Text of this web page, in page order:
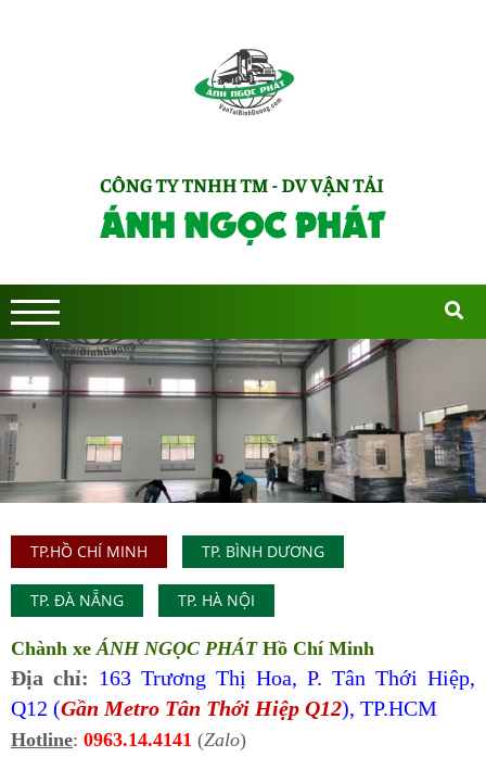
TP.HỒ CHÍ MINH TP. BÌNH DƯƠNG
TP. ĐÀ NẴNG TP. HÀ NỘI
Chành xe ÁNH NGỌC PHÁTHồ Chí Minh
Địa chỉ: 163 Trương Thị Hoa, P. Tân Thới Hiệp,
Q12 (Gần Metro Tân Thới Hiệp Q12), TP.HCM
Hotline: 0963.14.4141 (Zalo)